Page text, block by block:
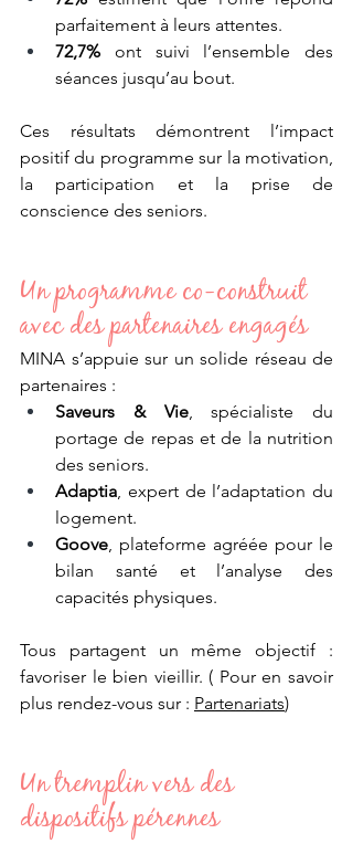
parfaitement à leurs attentes.
72,7% ont suivi l’ensemble des
séances jusqu’au bout.
Ces résultats démontrent l’impact
positif du programme sur la motivation,
la participation et la prise de
conscience des seniors.
Un programme co-construit
avec des partenaires engagés
MINA s’appuie sur un solide réseau de
partenaires :
Saveurs & Vie, spécialiste du
portage de repas et de la nutrition
des seniors.
Adaptia, expert de l’adaptation du
logement.
Goove, plateforme agréée pour le
bilan santé et l’analyse des
capacités physiques.
Tous partagent un même objectif :
favoriser le bien vieillir. ( Pour en savoir
plus rendez-vous sur : Partenariats)
Un tremplin vers des
dispositifs pérennes